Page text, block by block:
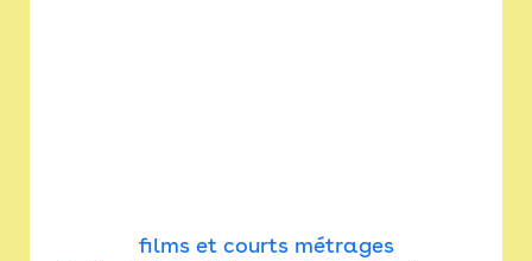
films et courts métrages